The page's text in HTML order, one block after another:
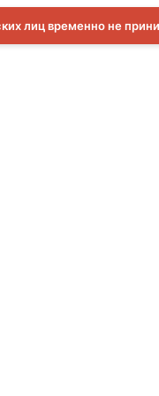
лиц временно не